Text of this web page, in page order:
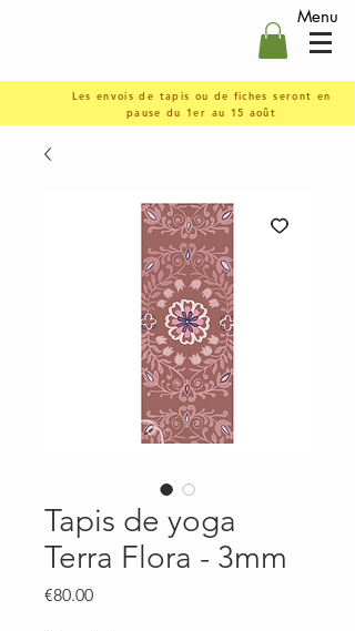
Menu
Les envois de tapis ou de fiches seront en
pause du 1er au 15 août
Tapis de yoga
Terra Flora - 3mm
€80.00Price